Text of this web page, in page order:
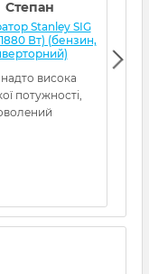
Степан
Stanley SIG
Вт) (бензин,
висока
потужності,